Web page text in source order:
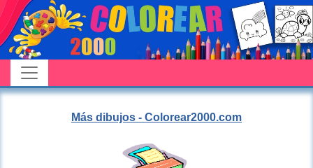
Más dibujos - Colorear2000.com